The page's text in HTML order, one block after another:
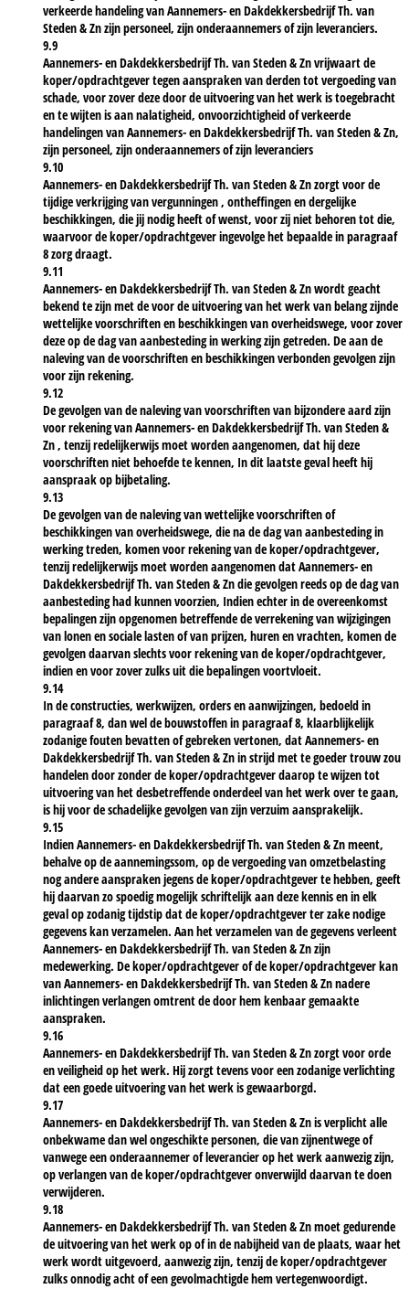
verkeerde handeling van Aannemers- en Dakdekkersbedrijf Th. van
Steden & Zn zijn personeel, zijn onderaannemers of zijn leveranciers.
9.9
Aannemers- en Dakdekkersbedrijf Th. van Steden & Zn vrijwaart de
koper/opdrachtgever tegen aanspraken van derden tot vergoeding van
schade, voor zover deze door de uitvoering van het werk is toegebracht
en te wijten is aan nalatigheid, onvoorzichtigheid of verkeerde
handelingen van Aannemers- en Dakdekkersbedrijf Th. van Steden & Zn,
zijn personeel, zijn onderaannemers of zijn leveranciers
9.10
Aannemers- en Dakdekkersbedrijf Th. van Steden & Zn zorgt voor de
tijdige verkrijging van vergunningen , ontheffingen en dergelijke
beschikkingen, die jij nodig heeft of wenst, voor zij niet behoren tot die,
waarvoor de koper/opdrachtgever ingevolge het bepaalde in paragraaf
8 zorg draagt.
9.11
Aannemers- en Dakdekkersbedrijf Th. van Steden & Zn wordt geacht
bekend te zijn met de voor de uitvoering van het werk van belang zijnde
wettelijke voorschriften en beschikkingen van overheidswege, voor zover
deze op de dag van aanbesteding in werking zijn getreden. De aan de
naleving van de voorschriften en beschikkingen verbonden gevolgen zijn
voor zijn rekening.
9.12
De gevolgen van de naleving van voorschriften van bijzondere aard zijn
voor rekening van Aannemers- en Dakdekkersbedrijf Th. van Steden &
Zn , tenzij redelijkerwijs moet worden aangenomen, dat hij deze
voorschriften niet behoefde te kennen, In dit laatste geval heeft hij
aanspraak op bijbetaling.
9.13
De gevolgen van de naleving van wettelijke voorschriften of
beschikkingen van overheidswege, die na de dag van aanbesteding in
werking treden, komen voor rekening van de koper/opdrachtgever,
tenzij redelijkerwijs moet worden aangenomen dat Aannemers- en
Dakdekkersbedrijf Th. van Steden & Zn die gevolgen reeds op de dag van
aanbesteding had kunnen voorzien, Indien echter in de overeenkomst
bepalingen zijn opgenomen betreffende de verrekening van wijzigingen
van lonen en sociale lasten of van prijzen, huren en vrachten, komen de
gevolgen daarvan slechts voor rekening van de koper/opdrachtgever,
indien en voor zover zulks uit die bepalingen voortvloeit.
9.14
In de constructies, werkwijzen, orders en aanwijzingen, bedoeld in
paragraaf 8, dan wel de bouwstoffen in paragraaf 8, klaarblijkelijk
zodanige fouten bevatten of gebreken vertonen, dat Aannemers- en
Dakdekkersbedrijf Th. van Steden & Zn in strijd met te goeder trouw zou
handelen door zonder de koper/opdrachtgever daarop te wijzen tot
uitvoering van het desbetreffende onderdeel van het werk over te gaan,
is hij voor de schadelijke gevolgen van zijn verzuim aansprakelijk.
9.15
Indien Aannemers- en Dakdekkersbedrijf Th. van Steden & Zn meent,
behalve op de aannemingssom, op de vergoeding van omzetbelasting
nog andere aanspraken jegens de koper/opdrachtgever te hebben, geeft
hij daarvan zo spoedig mogelijk schriftelijk aan deze kennis en in elk
geval op zodanig tijdstip dat de koper/opdrachtgever ter zake nodige
gegevens kan verzamelen. Aan het verzamelen van de gegevens verleent
Aannemers- en Dakdekkersbedrijf Th. van Steden & Zn zijn
medewerking. De koper/opdrachtgever of de koper/opdrachtgever kan
van Aannemers- en Dakdekkersbedrijf Th. van Steden & Zn nadere
inlichtingen verlangen omtrent de door hem kenbaar gemaakte
aanspraken.
9.16
Aannemers- en Dakdekkersbedrijf Th. van Steden & Zn zorgt voor orde
en veiligheid op het werk. Hij zorgt tevens voor een zodanige verlichting
dat een goede uitvoering van het werk is gewaarborgd.
9.17
Aannemers- en Dakdekkersbedrijf Th. van Steden & Zn is verplicht alle
onbekwame dan wel ongeschikte personen, die van zijnentwege of
vanwege een onderaannemer of leverancier op het werk aanwezig zijn,
op verlangen van de koper/opdrachtgever onverwijld daarvan te doen
verwijderen.
9.18
Aannemers- en Dakdekkersbedrijf Th. van Steden & Zn moet gedurende
de uitvoering van het werk op of in de nabijheid van de plaats, waar het
werk wordt uitgevoerd, aanwezig zijn, tenzij de koper/opdrachtgever
zulks onnodig acht of een gevolmachtigde hem vertegenwoordigt.